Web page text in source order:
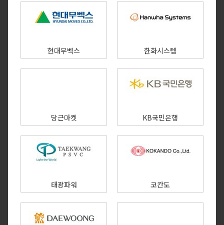
현대무벡스 한화시스템
당근마켓 KB국민은행
태광파워 코칸도